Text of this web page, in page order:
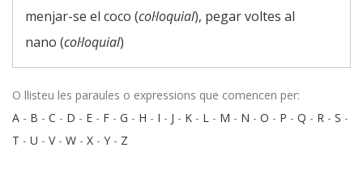
menjar-se el coco (col·loquial), pegar voltes al
nano (col·loquial)
O llisteu les paraules o expressions que comencen per:
A - B - C - D - E - F - G - H - I - J - K - L - M - N - O - P - Q - R - S -
T - U - V- W - X - Y - Z